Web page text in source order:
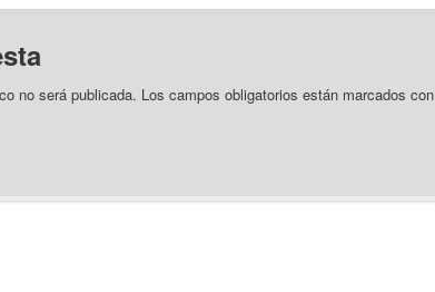
no será publicada. Los campos obligatorios están marcados con